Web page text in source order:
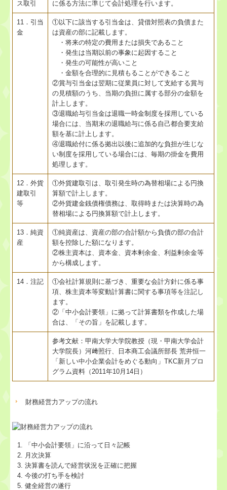
ス取引 に係る方法に準じて会計処理を行います。
11．引当
金
①以下に該当する引当金は、貸借対照表の負債また
は資産の部に記載します。
・将来の特定の費用または損失であること
・発生は当期以前の事象に起因すること
・発生の可能性が高いこと
・金額を合理的に見積もることができること
②賞与引当金は翌期に従業員に対して支給する賞与
の見積額のうち、当期の負担に属する部分の金額を
計上します。
③退職給与引当金は退職一時金制度を採用している
場合には、当期末の退職給与に係る自己都合要支給
額を基に計上します。
④退職給付に係る拠出以後に追加的な負担が生じな
い制度を採用している場合には、毎期の掛金を費用
処理します。
12．外貨
建取引
等
①外貨建取引は、取引発生時の為替相場による円換
算額で計上します。
②外貨建金銭債権債務は、取得時または決算時の為
替相場による円換算額で計上します。
13．純資
産
①純資産は、資産の部の合計額から負債の部の合計
額を控除した額になります。
②株主資本は、資本金、資本剰余金、利益剰余金等
から構成します。
14．注記
①会社計算規則に基づき、重要な会計方針に係る事
項、株主資本等変動計算書に関する事項等を注記し
ます。
②「中小会計要領」に拠って計算書類を作成した場
合は、「その旨」を記載します。
参考文献：甲南大学大学院教授（現・甲南大学会計
大学院長）河﨑照行、日本商工会議所部長 荒井恒一
「新しい中小企業会計をめぐる動向」TKC新月プロ
グラム資料（2011年10月14日）
財務経営力アップの流れ
「中小会計要領」に沿って日々記帳
月次決算
決算書を読んで経営状況を正確に把握
今後の打ち手を検討
健全経営の遂行